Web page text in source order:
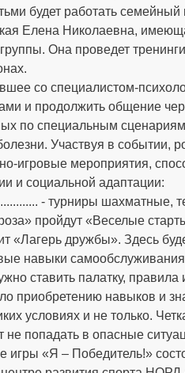
будет работать
Елена Николаевна,
Она проведет
со специалистом-
и продолжить общение
по специальным сценариям,
Участвуя в событии,
игровые мероприятия,
и социальной адаптации:
- турниры шахматные,
пройдут «Веселые
«Лагерь дружбы». Здесь
навыки
ставить палатку,
приобретению навыков и
условиях и не только.
не попадать в опасные
«Я – Победитель!»